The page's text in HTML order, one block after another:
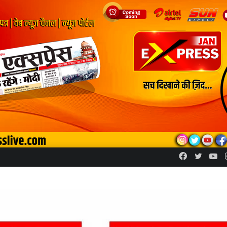
Facebook